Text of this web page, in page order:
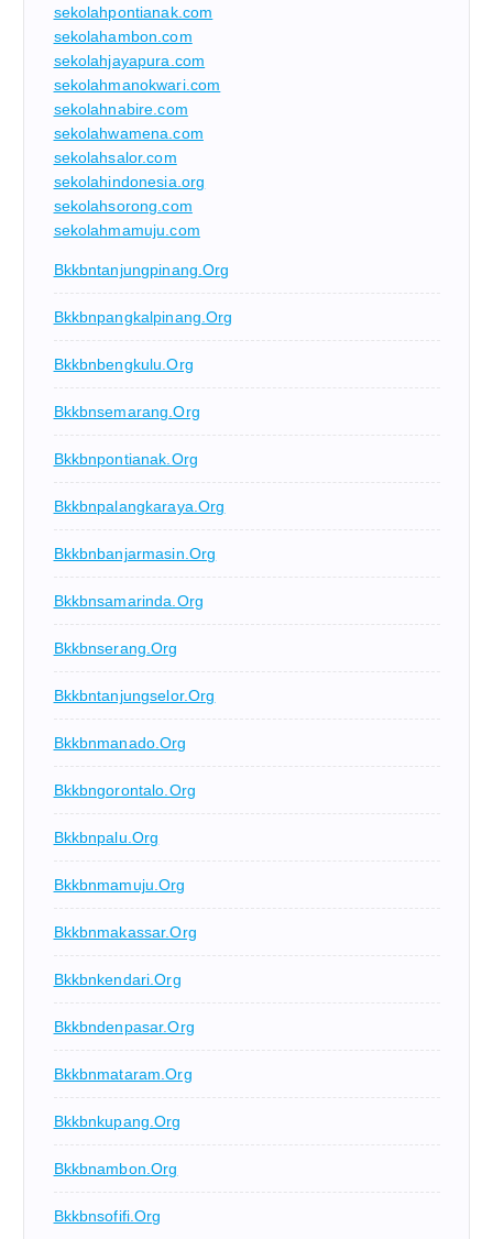
sekolahpontianak.com
sekolahambon.com
sekolahjayapura.com
sekolahmanokwari.com
sekolahnabire.com
sekolahwamena.com
sekolahsalor.com
sekolahindonesia.org
sekolahsorong.com
sekolahmamuju.com
Bkkbntanjungpinang.org
Bkkbnpangkalpinang.org
Bkkbnbengkulu.org
Bkkbnsemarang.org
Bkkbnpontianak.org
Bkkbnpalangkaraya.org
Bkkbnbanjarmasin.org
Bkkbnsamarinda.org
Bkkbnserang.org
Bkkbntanjungselor.org
Bkkbnmanado.org
Bkkbngorontalo.org
Bkkbnpalu.org
Bkkbnmamuju.org
Bkkbnmakassar.org
Bkkbnkendari.org
Bkkbndenpasar.org
Bkkbnmataram.org
Bkkbnkupang.org
Bkkbnambon.org
Bkkbnsofifi.org